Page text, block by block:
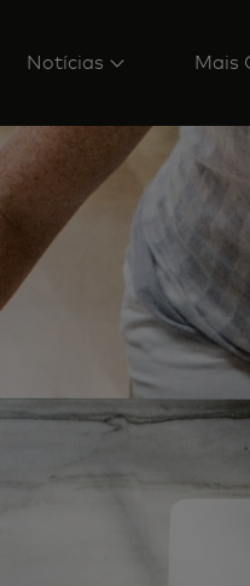
Notícias Mais